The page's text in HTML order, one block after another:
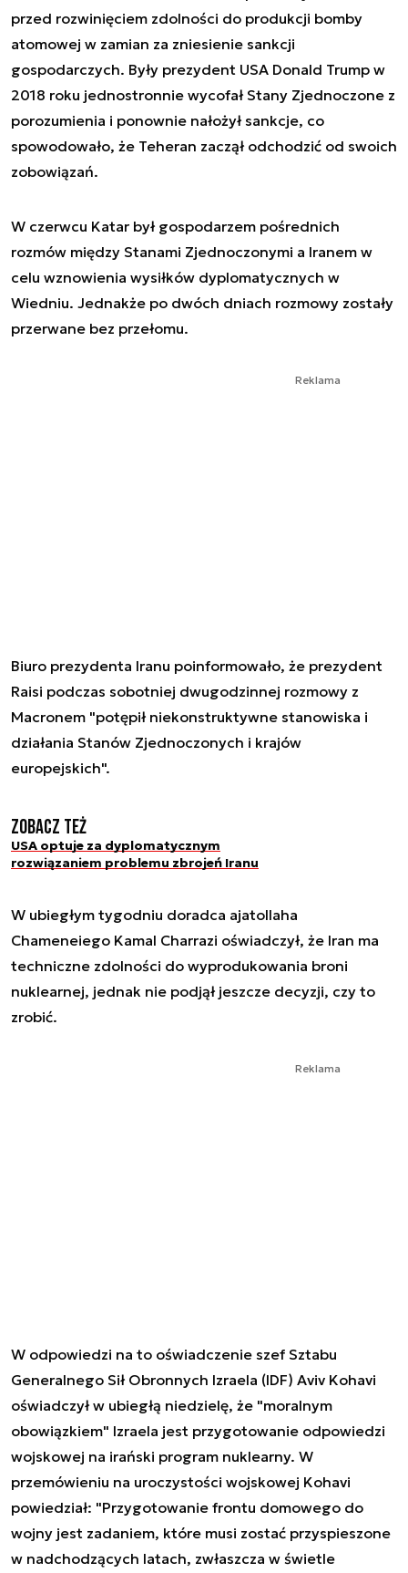
przed rozwinięciem zdolności do produkcji bomby
atomowej w zamian za zniesienie sankcji
gospodarczych. Były prezydent USA Donald Trump w
2018 roku jednostronnie wycofał Stany Zjednoczone z
porozumienia i ponownie nałożył sankcje, co
spowodowało, że Teheran zaczął odchodzić od swoich
zobowiązań.
W czerwcu Katar był gospodarzem pośrednich
rozmów między Stanami Zjednoczonymi a Iranem w
celu wznowienia wysiłków dyplomatycznych w
Wiedniu. Jednakże po dwóch dniach rozmowy zostały
przerwane bez przełomu.
Reklama
Biuro prezydenta Iranu poinformowało, że prezydent
Raisi podczas sobotniej dwugodzinnej rozmowy z
Macronem "potępił niekonstruktywne stanowiska i
działania Stanów Zjednoczonych i krajów
europejskich".
Zobacz też
USA optuje za dyplomatycznym
rozwiązaniem problemu zbrojeń Iranu
W ubiegłym tygodniu doradca ajatollaha
Chameneiego Kamal Charrazi oświadczył, że Iran ma
techniczne zdolności do wyprodukowania broni
nuklearnej, jednak nie podjął jeszcze decyzji, czy to
zrobić.
Reklama
W odpowiedzi na to oświadczenie szef Sztabu
Generalnego Sił Obronnych Izraela (IDF) Aviv Kohavi
oświadczył w ubiegłą niedzielę, że "moralnym
obowiązkiem" Izraela jest przygotowanie odpowiedzi
wojskowej na irański program nuklearny. W
przemówieniu na uroczystości wojskowej Kohavi
powiedział: "Przygotowanie frontu domowego do
wojny jest zadaniem, które musi zostać przyspieszone
w nadchodzących latach, zwłaszcza w świetle